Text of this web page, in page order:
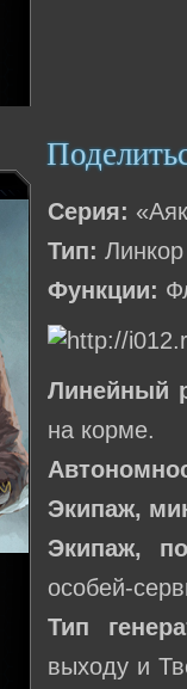
Серия:
Тип: Линкор
Функции:
Линейный
на корме.
Экипаж,
Экипаж,
особей-
Тип
выходу и